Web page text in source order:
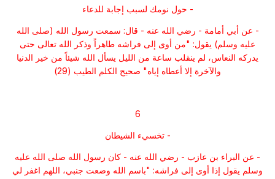
- حول نومك لسبب إجابة للدعاء
- عن أبي أمامة - رضي الله عنه - قال: سمعت رسول الله (صلى الله
عليه وسلم) يقول: "من أوى إلى فراشه طاهراً وذكر الله تعالى حتى
يدركه النعاس، لم ينقلب ساعة من الليل يسأل الله شيئاً من خير الدنيا
والآخرة إلا أعطاه إياه" صحيح الكلم الطيب (29)
6
- تخسيء الشيطان
- عن البراء بن عازب - رضي الله عنه - كان رسول الله صلى الله عليه
وسلم يقول إذا أوى إلى فراشه: "باسم الله وضعت جنبي، اللهم اغفر لي